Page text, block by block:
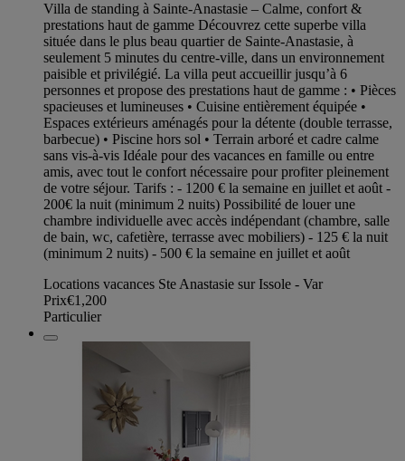
Villa de standing à Sainte-Anastasie – Calme, confort &
prestations haut de gamme Découvrez cette superbe villa
située dans le plus beau quartier de Sainte-Anastasie, à
seulement 5 minutes du centre-ville, dans un environnement
paisible et privilégié. La villa peut accueillir jusqu’à 6
personnes et propose des prestations haut de gamme : • Pièces
spacieuses et lumineuses • Cuisine entièrement équipée •
Espaces extérieurs aménagés pour la détente (double terrasse,
barbecue) • Piscine hors sol • Terrain arboré et cadre calme
sans vis-à-vis Idéale pour des vacances en famille ou entre
amis, avec tout le confort nécessaire pour profiter pleinement
de votre séjour. Tarifs : - 1200 € la semaine en juillet et août -
200€ la nuit (minimum 2 nuits) Possibilité de louer une
chambre individuelle avec accès indépendant (chambre, salle
de bain, wc, cafetière, terrasse avec mobiliers) - 125 € la nuit
(minimum 2 nuits) - 500 € la semaine en juillet et août
Locations vacances Ste Anastasie sur Issole - Var
Prix€1,200
Particulier